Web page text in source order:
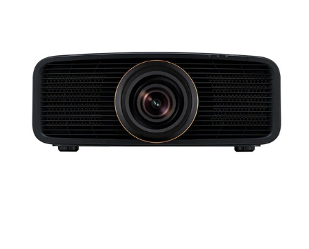
CDプレーヤー・レシーバー
ネットワークプレーヤー・D/Aコンバーター
レコードプレーヤー